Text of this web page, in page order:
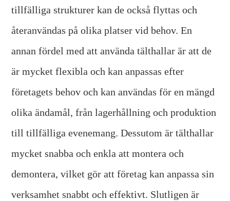
tillfälliga strukturer kan de också flyttas och
återanvändas på olika platser vid behov. En
annan fördel med att använda tälthallar är att de
är mycket flexibla och kan anpassas efter
företagets behov och kan användas för en mängd
olika ändamål, från lagerhållning och produktion
till tillfälliga evenemang. Dessutom är tälthallar
mycket snabba och enkla att montera och
demontera, vilket gör att företag kan anpassa sin
verksamhet snabbt och effektivt. Slutligen är